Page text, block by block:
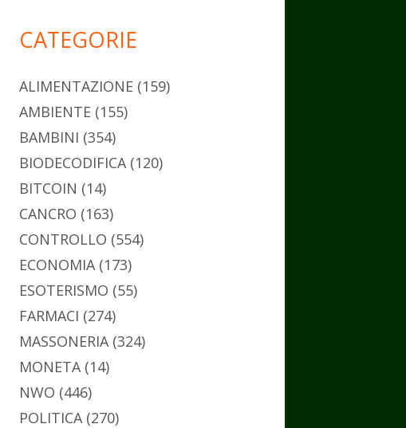
CATEGORIE
ALIMENTAZIONE (159)
AMBIENTE (155)
BAMBINI (354)
BIODECODIFICA(120)
BITCOIN (14)
CANCRO (163)
CONTROLLO (554)
ECONOMIA(173)
ESOTERISMO (55)
FARMACI (274)
MASSONERIA(324)
MONETA(14)
NWO (446)
POLITICA(270)